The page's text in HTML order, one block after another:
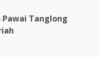
Pawai Tanglong